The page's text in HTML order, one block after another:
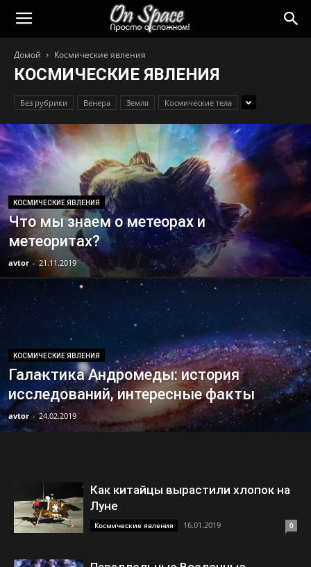
Домой Космические явления
КОСМИЧЕСКИЕ ЯВЛЕНИЯ
Без рубрики Венера Земля Космические тела
КОСМИЧЕСКИЕ ЯВЛЕНИЯ
Что мы знаем о метеорах и
метеоритах?
avtor - 21.11.2019
КОСМИЧЕСКИЕ ЯВЛЕНИЯ
Галактика Андромеды: история
исследований, интересные факты
avtor - 24.02.2019
Как китайцы вырастили хлопок на
Луне
Космические явления 16.01.2019 0